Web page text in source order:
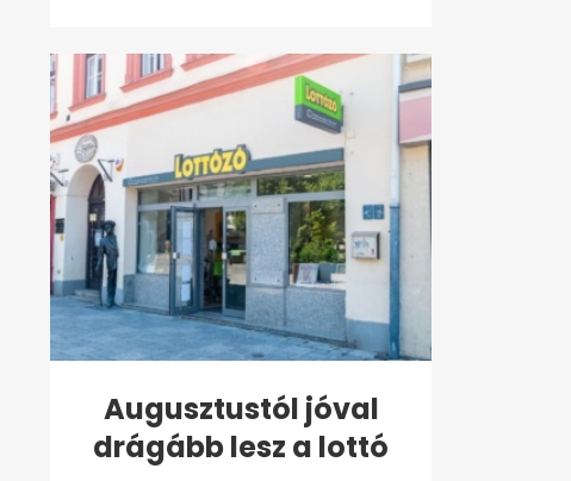
Augusztustól jóval
drágább lesz a lottó